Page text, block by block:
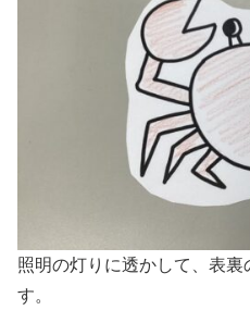
照明の灯りに透かして、表裏
す。